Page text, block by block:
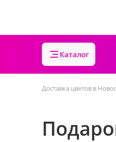
Каталог
Доставка цветов в